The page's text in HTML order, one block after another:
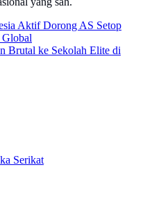
Aktif Dorong AS Setop
Global
Brutal ke Sekolah Elite di
Serikat